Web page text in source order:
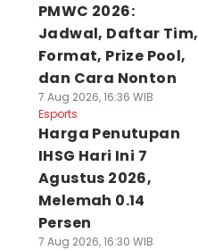
PMWC 2026:
Jadwal, Daftar Tim,
Format, Prize Pool,
dan Cara Nonton
7 Aug 2026, 16:36 WIB
Esports
Harga Penutupan
IHSG Hari Ini 7
Agustus 2026,
Melemah 0.14
Persen
7 Aug 2026, 16:30 WIB